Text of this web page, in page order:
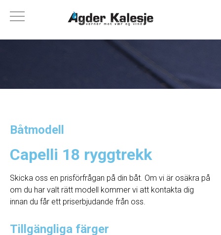
Båtmodell
Capelli 18 ryggtrekk
Skicka oss en prisförfrågan på din båt. Om vi ​​är osäkra på
om du har valt rätt modell kommer vi att kontakta dig
innan du får ett priserbjudande från oss.
Tillgängliga färger